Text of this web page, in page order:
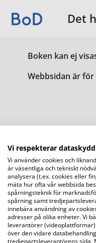
Det
Boken kan ej
Webbsidan är
Vi respekterar dataskydd
Vi använder cookies och
är väsentliga och tekniskt
analysera (t.ex. cookies eller
mäta hur ofta vår webbsida
spårningsteknik för
spårning samt
innebära användning av
adresser på olika enheter. Vi
leverantörer
över den vidare
tredjepartsleverantörens sida.